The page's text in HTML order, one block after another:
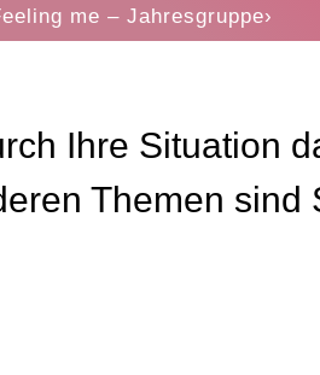
me – Jahresgruppe›
Ihre Situation
Themen sind